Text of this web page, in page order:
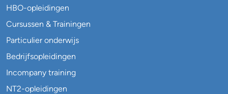
HBO-opleidingen
Cursussen & Trainingen
Particulier onderwijs
Bedrijfsopleidingen
Incompany training
NT2-opleidingen